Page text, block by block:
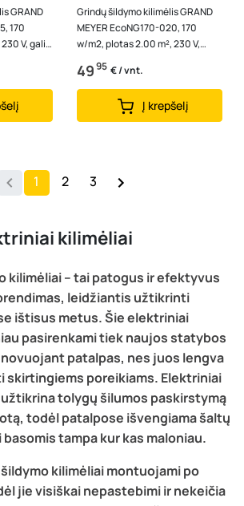
GRAND
170
V, galia
Grindų šildymo kilimėlis GRAND
MEYER EcoNG170-020, 170
w/m2, plotas 2.00 m², 230 V,
galia 340 W
4995 € / vnt.
Į krepšelį
1 2 3
kilimėliai
kilimėliai – tai patogus ir efektyvus
leidžiantis užtikrinti
ištisus metus. Šie elektriniai
pasirenkami tiek naujos statybos
patalpas, nes juos lengva
skirtingiems poreikiams. Elektriniai
tolygų šilumos paskirstymą
todėl patalpose išvengiama šaltų
tampa kur kas maloniau.
kilimėliai montuojami po
jie visiškai nepastebimi ir nekeičia